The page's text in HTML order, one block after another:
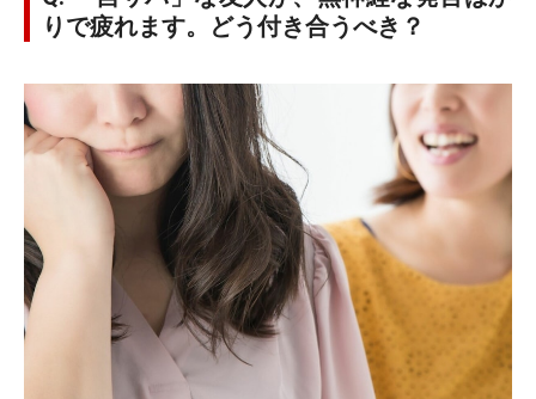
りで疲れます。どう付き合うべき？